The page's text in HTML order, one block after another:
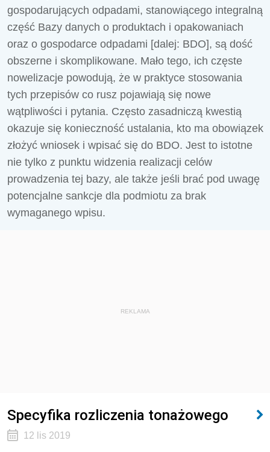
gospodarujących odpadami, stanowiącego integralną
część Bazy danych o produktach i opakowaniach
oraz o gospodarce odpadami [dalej: BDO], są dość
obszerne i skomplikowane. Mało tego, ich częste
nowelizacje powodują, że w praktyce stosowania
tych przepisów co rusz pojawiają się nowe
wątpliwości i pytania. Często zasadniczą kwestią
okazuje się konieczność ustalania, kto ma obowiązek
złożyć wniosek i wpisać się do BDO. Jest to istotne
nie tylko z punktu widzenia realizacji celów
prowadzenia tej bazy, ale także jeśli brać pod uwagę
potencjalne sankcje dla podmiotu za brak
wymaganego wpisu.
REKLAMA
Specyfika rozliczenia tonażowego
12 lis 2019